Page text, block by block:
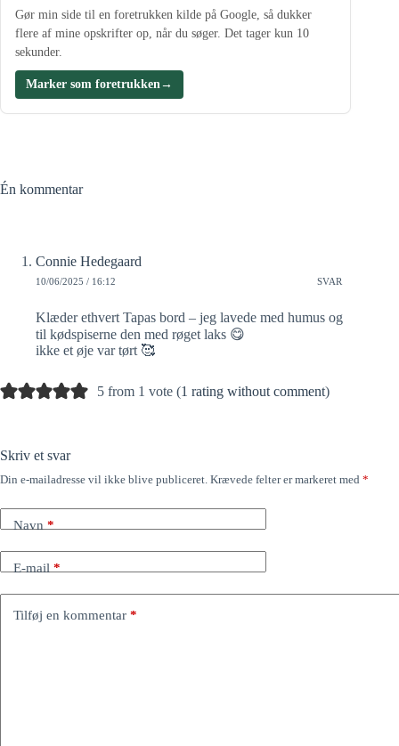
Gør min side til en foretrukken kilde på Google, så dukker
flere af mine opskrifter op, når du søger. Det tager kun 10
sekunder.
Marker som foretrukken→
Én kommentar
Connie Hedegaard
10/06/2025 / 16:12 SVAR
Klæder ethvert Tapas bord – jeg lavede med humus og
til kødspiserne den med røget laks 😋
ikke et øje var tørt 🥰
5 from 1 vote (1 rating without comment)
Skriv et svar
Din e-mailadresse vil ikke blive publiceret. Krævede felter er markeret med *
Navn*
E-mail*
Tilføj en kommentar *